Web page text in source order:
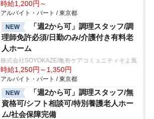
時給1,200円～
アルバイト・パート / 東京都
NEW
「週2から可」調理スタッフ/調
理師免許必須/日勤のみ/介護付き有料老
人ホーム
株式会社SOYOKAZE/亀有ケアコミュニティそよ風
時給1,250円～1,350円
アルバイト・パート / 東京都
NEW
「週2から可」調理スタッフ/無
資格可/シフト相談可/特別養護老人ホー
ム/社会保障完備